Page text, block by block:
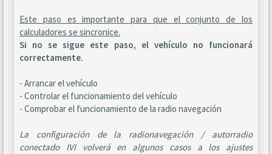
Este paso es importante para que el conjunto de los
calculadores se sincronice.
Si no se sigue este paso, el vehículo no funcionará
correctamente.
- Arrancar el vehículo
- Controlar el funcionamiento del vehículo
- Comprobar el funcionamiento de la radio navegación
La configuración de la radionavegación / autorradio
conectado IVI volverá en algunos casos a los ajustes